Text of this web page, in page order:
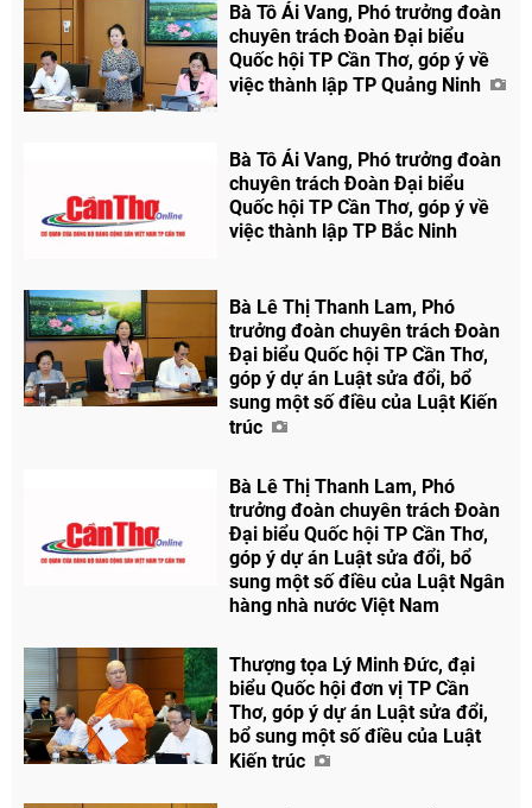
Bà Tô Ái Vang, Phó trưởng đoàn
chuyên trách Đoàn Đại biểu
Quốc hội TP Cần Thơ, góp ý về
việc thành lập TP Quảng Ninh
Bà Tô Ái Vang, Phó trưởng đoàn
chuyên trách Đoàn Đại biểu
Quốc hội TP Cần Thơ, góp ý về
việc thành lập TP Bắc Ninh
Bà Lê Thị Thanh Lam, Phó
trưởng đoàn chuyên trách Đoàn
Đại biểu Quốc hội TP Cần Thơ,
góp ý dự án Luật sửa đổi, bổ
sung một số điều của Luật Kiến
trúc
Bà Lê Thị Thanh Lam, Phó
trưởng đoàn chuyên trách Đoàn
Đại biểu Quốc hội TP Cần Thơ,
góp ý dự án Luật sửa đổi, bổ
sung một số điều của Luật Ngân
hàng nhà nước Việt Nam
Thượng tọa Lý Minh Đức, đại
biểu Quốc hội đơn vị TP Cần
Thơ, góp ý dự án Luật sửa đổi,
bổ sung một số điều của Luật
Kiến trúc